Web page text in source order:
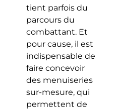
tient parfois du
parcours du
combattant. Et
pour cause, il est
indispensable de
faire concevoir
des menuiseries
sur-mesure, qui
permettent de